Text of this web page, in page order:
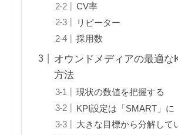
CV率
リピーター
採用数
オウンドメディアの最適な
方法
現状の数値を把握する
KPI設定は「SMART」に
大きな目標から分解して